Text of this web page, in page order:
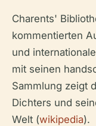
Charents'
kommentierten
und
mit seinen
Sammlung zeigt
Dichters und
Welt (wikipedia).